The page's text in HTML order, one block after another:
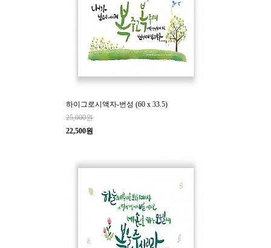
하이그로시액자-번성 (60 x 33.5)
25,000원
22,500원